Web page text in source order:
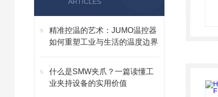
精准控温的艺术：JUMO温控器
如何重塑工业与生活的温度边界
什么是SMW夹爪？一篇读懂工
业夹持设备的实用价值